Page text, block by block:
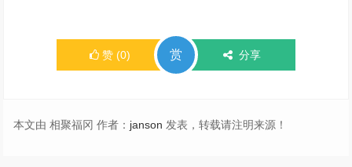
赞 (0) 赏 分享
本文由 相聚福冈 作者： janson 发表，转载请注明来源！